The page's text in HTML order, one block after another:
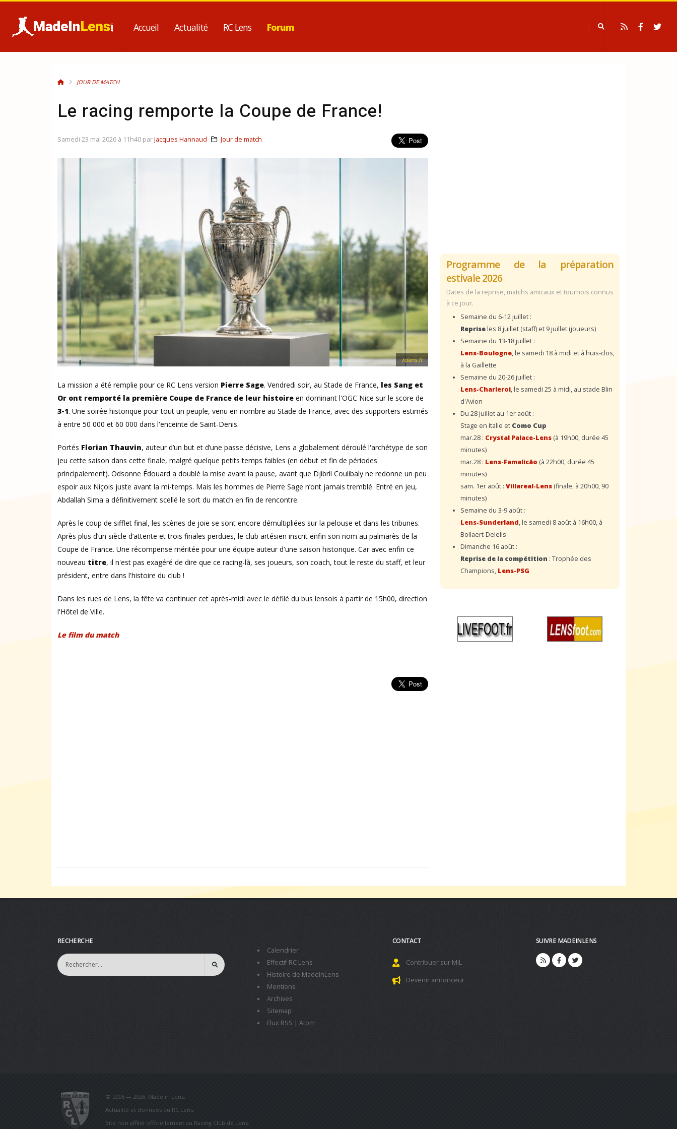
Accueil Actualité RC Lens Forum
JOUR DE MATCH
Le racing remporte la Coupe de France!
rclens.fr
La mission a été remplie pour ce RC Lens version Pierre Sage. Vendredi soir, au Stade de France, les Sang et
Or ont remporté la première Coupe de France de leur histoire en dominant l'OGC Nice sur le score de
3-1. Une soirée historique pour tout un peuple, venu en nombre au Stade de France, avec des supporters estimés
à entre 50 000 et 60 000 dans l'enceinte de Saint-Denis.
Portés Florian Thauvin, auteur d’un but et d’une passe décisive, Lens a globalement déroulé l'archétype de son
jeu cette saison dans cette finale, malgré quelque petits temps faibles (en début et fin de périodes
principalement). Odsonne Édouard a doublé la mise avant la pause, avant que Djibril Coulibaly ne redonne un peu
espoir aux Niçois juste avant la mi-temps. Mais les hommes de Pierre Sage n’ont jamais tremblé. Entré en jeu,
Abdallah Sima a définitivement scellé le sort du match en fin de rencontre.
Après le coup de sifflet final, les scènes de joie se sont encore démultipliées sur la pelouse et dans les tribunes.
Après plus d’un siècle d’attente et trois finales perdues, le club artésien inscrit enfin son nom au palmarès de la
Coupe de France. Une récompense méritée pour une équipe auteur d'une saison historique. Car avec enfin ce
nouveau titre, il n'est pas exagéré de dire que ce racing-là, ses joueurs, son coach, tout le reste du staff, et leur
président, entre dans l'histoire du club !
Dans les rues de Lens, la fête va continuer cet après-midi avec le défilé du bus lensois à partir de 15h00, direction
l'Hôtel de Ville.
Le film du match
Samedi 23 mai 2026 à 11h40 parJacques Hannaud Jour de match
Programme de la préparation
estivale 2026
Dates de la reprise, matchs amicaux et tournois connus
à ce jour.
Semaine du 6-12 juillet :
Repriseles 8 juillet (staff) et 9 juillet (joueurs)
Semaine du 13-18 juillet :
Lens-Boulogne, le samedi 18 à midi et à huis-clos,
à la Gaillette
Semaine du 20-26 juillet :
Lens-Charleroi, le samedi 25 à midi, au stade Blin
d'Avion
Du 28 juillet au 1er août :
Stage en Italie et Como Cup
mar.28 : Crystal Palace-Lens (à 19h00, durée 45
minutes)
mar.28 : Lens-Famalicão (à 22h00, durée 45
minutes)
sam. 1er août : Villareal-Lens (finale, à 20h00, 90
minutes)
Semaine du 3-9 août :
Lens-Sunderland, le samedi 8 août à 16h00, à
Bollaert-Delelis
Dimanche 16 août :
Reprise de la compétition : Trophée des
Champions, Lens-PSG
RECHERCHE
Calendrier
Effectif RC Lens
Histoire de MadeInLens
Mentions
Archives
Sitemap
Flux RSS | Atom
CONTACT
Contribuer sur MiL
Devenir annonceur
SUIVRE MADEINLENS
© 2006 — 2026. Made in Lens.
Actualité et données du RC Lens.
Site non affilié officiellement au Racing Club de Lens.